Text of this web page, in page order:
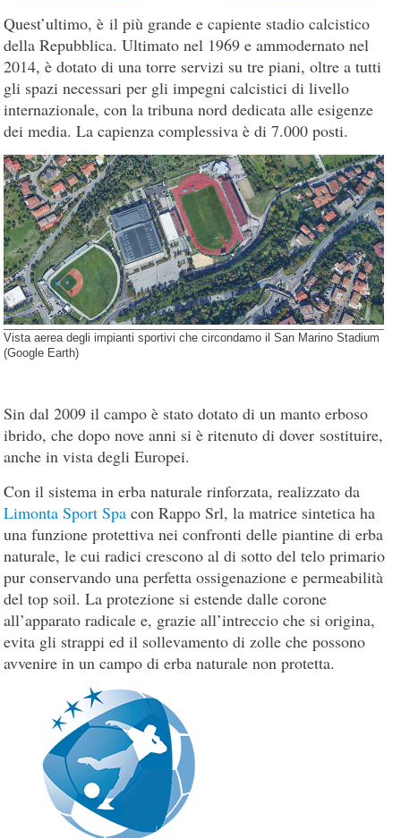
Quest’ultimo, è il più grande e capiente stadio calcistico
della Repubblica. Ultimato nel 1969 e ammodernato nel
2014, è dotato di una torre servizi su tre piani, oltre a tutti
gli spazi necessari per gli impegni calcistici di livello
internazionale, con la tribuna nord dedicata alle esigenze
dei media. La capienza complessiva è di 7.000 posti.
Vista aerea degli impianti sportivi che circondamo il San Marino Stadium
(Google Earth)
Sin dal 2009 il campo è stato dotato di un manto erboso
ibrido, che dopo nove anni si è ritenuto di dover sostituire,
anche in vista degli Europei.
Con il sistema in erba naturale rinforzata, realizzato da
Limonta Sport Spa con Rappo Srl, la matrice sintetica ha
una funzione protettiva nei confronti delle piantine di erba
naturale, le cui radici crescono al di sotto del telo primario
pur conservando una perfetta ossigenazione e permeabilità
del top soil. La protezione si estende dalle corone
all’apparato radicale e, grazie all’intreccio che si origina,
evita gli strappi ed il sollevamento di zolle che possono
avvenire in un campo di erba naturale non protetta.